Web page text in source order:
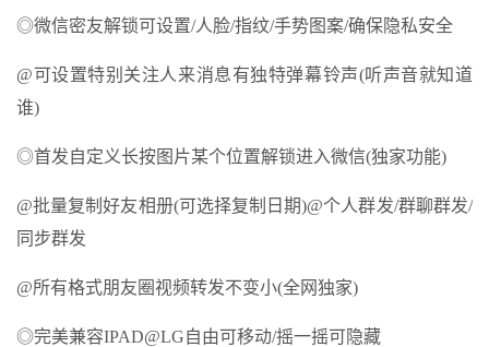
◎微信密友解锁可设置/人脸/指纹/手势图案/确保隐私安全
@可设置特别关注人来消息有独特弹幕铃声(听声音就知道
谁)
◎首发自定义长按图片某个位置解锁进入微信(独家功能)
@批量复制好友相册(可选择复制日期)@个人群发/群聊群发/
同步群发
@所有格式朋友圈视频转发不变小(全网独家)
◎完美兼容IPAD@LG自由可移动/摇一摇可隐藏